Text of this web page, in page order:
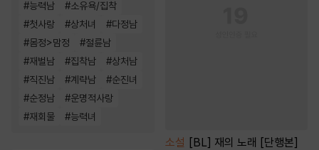
#능력남 #소유욕/집착
#첫사랑 #상처녀 #다정남
#몸정>맘정 #절륜남
#재벌남 #집착남 #상처남
#직진남 #계략남 #순진녀
#순정남 #운명적사랑
#재회물 #능력녀
소설 [BL] 재의 노래 [단행본]